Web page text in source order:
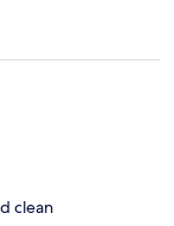
clean